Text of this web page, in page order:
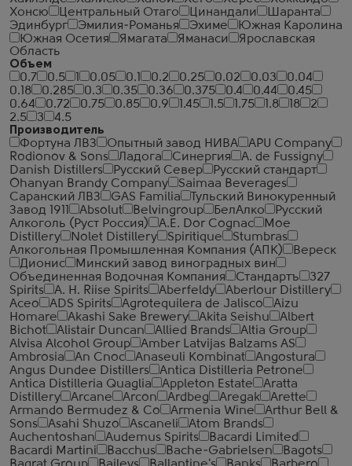
Хонсю
Центральный Отаго Цинандали
Шаранта
Эдинбург
Эмилия-Романья Эхиме
Южная Каролина
Южная Осетия
Ямагата Яманаси
Ярославская
Область
Объем
0.7
0.5 0.05 0.1 0.2 0.25 0.02 0.03
0.04
0.18
0.285 0.3 0.35 0.36 0.375 0.4 0.44
0.45
0.64
0.72 0.75 0.85 0.9 1.45 1.5 1.75 1.8 18
2
2.5
3
4.5
Производитель
Фортуна ЛВЗ
Опытный завод НИВА
APU Company
Rodionov & Sons
Ладога Синергия
A. de Fussigny
Danish Distillers
Русский Север
Русский стандарт
Ohanyan Brandy Company
Saimaa Beverages
Саранский ЛВЗ
GAS Familia
Тульский Винокуренный
Завод 1911
Absolut Belvingroup БелАлко
Русский
Алкоголь (Руст Россия)
A.E. Dor Cognac
Moe
Distillery
Nolet Distillery Spiritique
Stumbras
Алкогольная Промышленная Компания (АПК)
Вереск
Дионис
Минский завод виноградных вин
Объединенная Водочная Компания
Стандартъ
327
Spirits
A. H. Riise Spirits Aberfeldy
Aberlour Distillery
Aceo
ADS Spirits Agrotequilera de Jalisco
Aizu
Homare
Akashi Sake Brewery Akita Seishu
Albert
Bichot
Alistair Duncan Allied Brands
Altia Group
Alvisa Alcohol Group
Amber Latvijas Balzams AS
Ambrosia
An Cnoc Anaseuli Kombinat
Angostura
Angus Dundee Distillers
Antica Distilleria Petrone
Antica Distilleria Quaglia
Appleton Estate
Aratta
Distillery
Arcane Arcon Ardbeg Aregak
Arette
Armando Bermudez & Co
Armenia Wine
Arthur Bell &
Sons
Asahi Shuzo Ascaneli
Atom Brands
Auchentoshan
Audemus Spirits
Bacardi Limited
Bacardi Martini
Bacchus Bache-Gabrielsen
Bagots